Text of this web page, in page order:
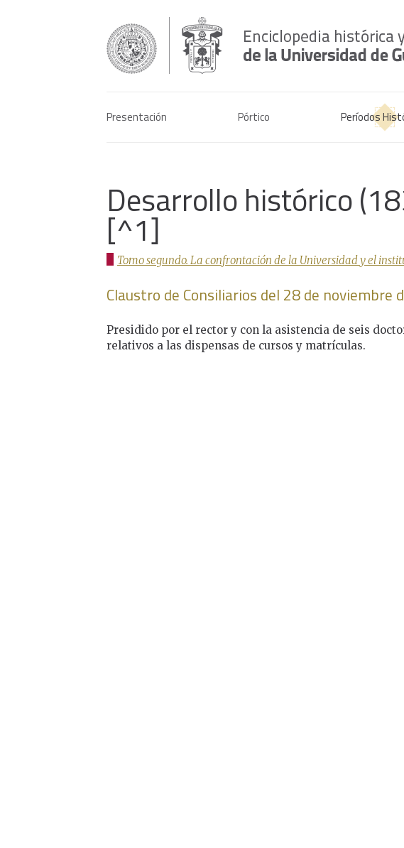
Presentación Pórtico Períodos
Desarrollo histórico
[^1]
Tomo segundo. La confrontación de la Universidad y el
Claustro de Consiliarios del 28 de noviembre
Presidido por el rector y con la asistencia de seis
relativos a las dispensas de cursos y matrículas.